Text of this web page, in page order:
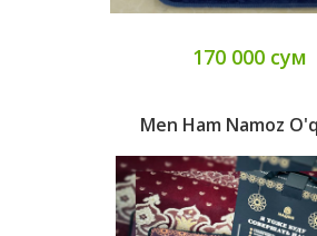
170 000 сум
Men Ham Namoz